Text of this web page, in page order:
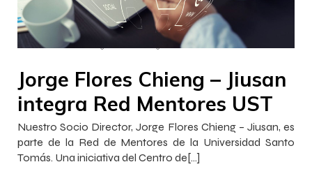
InnovaJob Chile – – 12:18
Jorge Flores Chieng – Jiusan
integra Red Mentores UST
Nuestro Socio Director, Jorge Flores Chieng – Jiusan, es
parte de la Red de Mentores de la Universidad Santo
Tomás. Una iniciativa del Centro de[…]